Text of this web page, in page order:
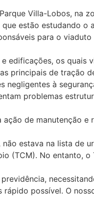
Villa-Lobos, na
estão estudando o
para o
edificações, os quais
principais de tração
negligentes à
problemas
de manutenção
estava na lista
(TCM). No entanto,
possível. O